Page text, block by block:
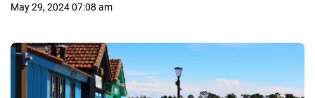
May 29, 2024 07:08 am